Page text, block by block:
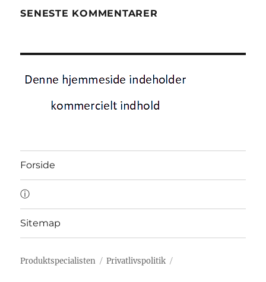
SENESTE KOMMENTARER
Forside
ⓘ
Sitemap
Produktspecialisten Privatlivspolitik